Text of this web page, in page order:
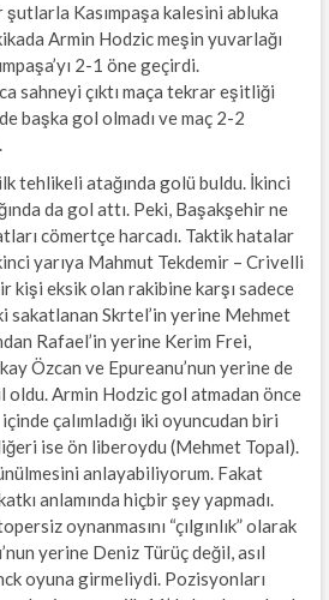
şutlarla Kasımpaşa kalesini abluka
Armin Hodzic meşin yuvarlağı
2-1 öne geçirdi.
sahneyi çıktı maça tekrar eşitliği
başka gol olmadı ve maç 2-2
tehlikeli atağında golü buldu. İkinci
da gol attı. Peki, Başakşehir ne
cömertçe harcadı. Taktik hatalar
yarıya Mahmut Tekdemir – Crivelli
kişi eksik olan rakibine karşı sadece
sakatlanan Skrtel’in yerine Mehmet
Rafael’in yerine Kerim Frei,
Özcan ve Epureanu’nun yerine de
oldu. Armin Hodzic gol atmadan önce
çalımladığı iki oyuncudan biri
ise ön liberoydu (Mehmet Topal).
anlayabiliyorum. Fakat
anlamında hiçbir şey yapmadı.
oynanmasını “çılgınlık” olarak
yerine Deniz Türüç değil, asıl
oyuna girmeliydi. Pozisyonları